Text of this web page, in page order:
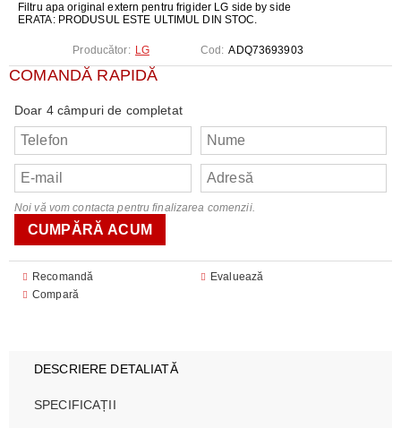
Filtru apa original extern pentru frigider LG side by side
ERATA: PRODUSUL ESTE ULTIMUL DIN STOC.
Producător: LG Cod: ADQ73693903
COMANDĂ RAPIDĂ
Doar 4 câmpuri de completat
Noi vă vom contacta pentru finalizarea comenzii.
Recomandă
Evaluează
Compară
DESCRIERE DETALIATĂ
SPECIFICAȚII